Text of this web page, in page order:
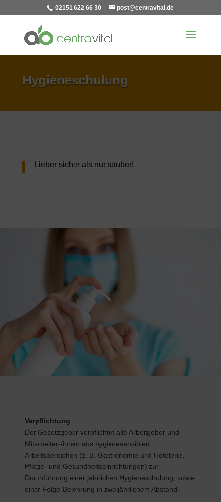
02151 622 66 30 post@centravital.de
Hygieneschulung
Lieber sicher als nur sauber!
Verpflichtung
Der Gesetzgeber verpflichtet alle Arbeitgeber und
Mitarbeiter-/innen aus hygienesensiblen
Arbeitsbereichen (z. B. Gastronomie und Hotelerie,
Pflege- und Gesundheitseinrichtungen) zur
Durchführung einer jährlichen Hygieneschulung, sowie
einer Folge-Belehrung in zweijährlichem Abstand.